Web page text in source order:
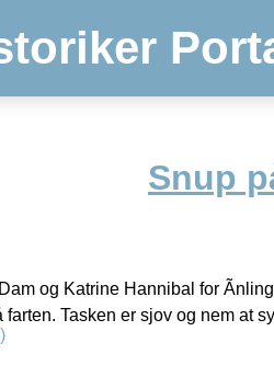
Snup
og Katrine Hannibal for
Tasken er sjov og nem at